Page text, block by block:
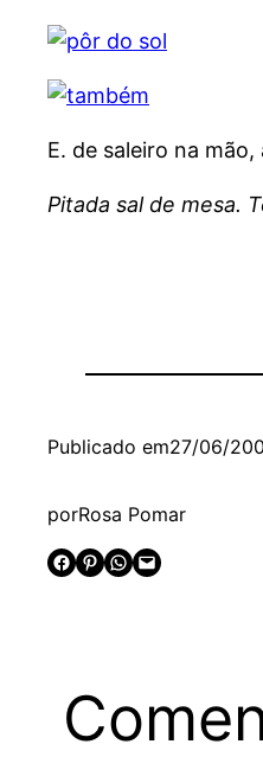
E. de saleiro na mão,
Pitada sal de mesa.
Publicado em27/06/
porRosa Pomar
Share on Facebook
Share on Pinterest Share on WhatsApp Email this Page